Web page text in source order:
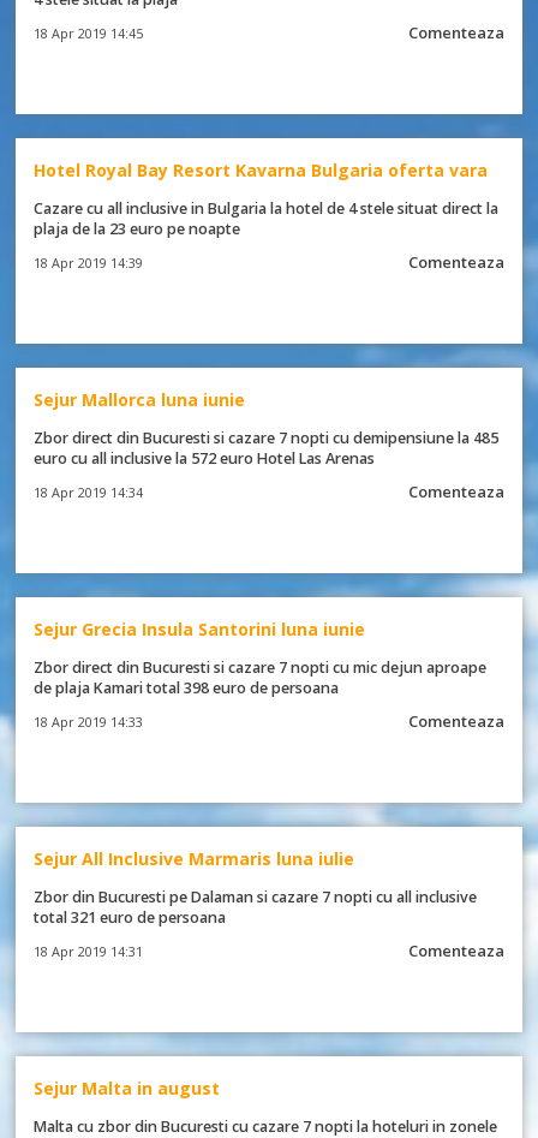
18 Apr 2019 14:45 Comenteaza
Hotel Royal Bay Resort Kavarna Bulgaria oferta vara
Cazare cu all inclusive in Bulgaria la hotel de 4 stele situat direct la
plaja de la 23 euro pe noapte
18 Apr 2019 14:39 Comenteaza
Sejur Mallorca luna iunie
Zbor direct din Bucuresti si cazare 7 nopti cu demipensiune la 485
euro cu all inclusive la 572 euro Hotel Las Arenas
18 Apr 2019 14:34 Comenteaza
Sejur Grecia Insula Santorini luna iunie
Zbor direct din Bucuresti si cazare 7 nopti cu mic dejun aproape
de plaja Kamari total 398 euro de persoana
18 Apr 2019 14:33 Comenteaza
Sejur All Inclusive Marmaris luna iulie
Zbor din Bucuresti pe Dalaman si cazare 7 nopti cu all inclusive
total 321 euro de persoana
18 Apr 2019 14:31 Comenteaza
Sejur Malta in august
Malta cu zbor din Bucuresti cu cazare 7 nopti la hoteluri in zonele